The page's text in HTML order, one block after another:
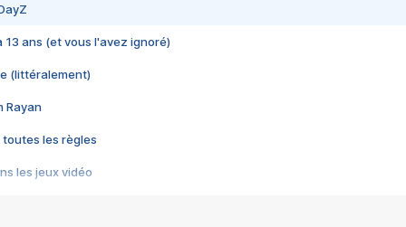
13 ans (et vous l'avez ignoré)
(littéralement)
Rayan
toutes les règles
les jeux vidéo